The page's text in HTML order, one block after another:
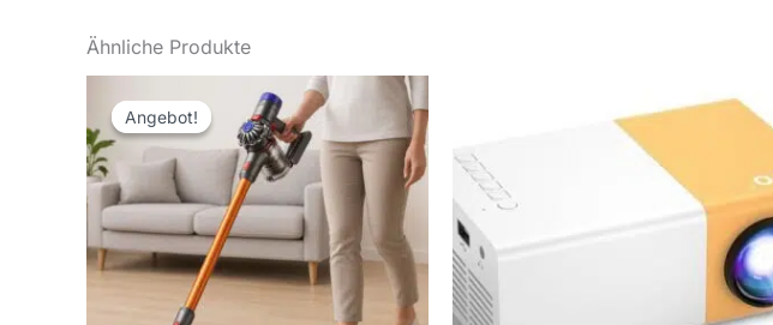
Ähnliche Produkte
Angebot!
Angebot!
Preis
war:
389,99 €
Aktueller
Preis
ist:
370,00 €.